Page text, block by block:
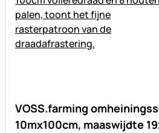
VOSS.farming
10mx100cm, maaswijdte